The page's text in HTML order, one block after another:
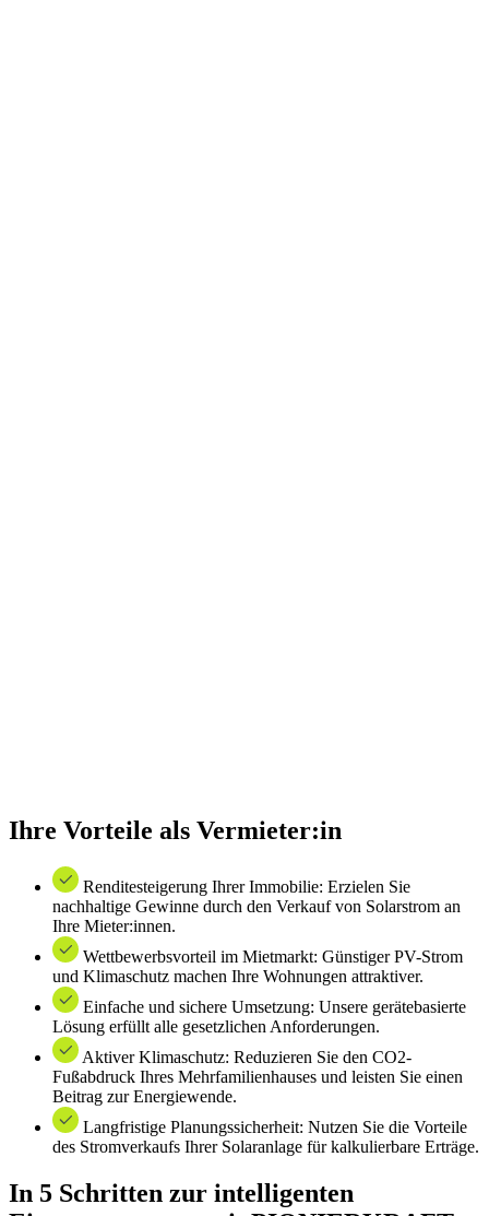
Ihre Vorteile als Vermieter:in
Renditesteigerung Ihrer Immobilie: Erzielen Sie
nachhaltige Gewinne durch den Verkauf von Solarstrom an
Ihre Mieter:innen.
Wettbewerbsvorteil im Mietmarkt: Günstiger PV-Strom
und Klimaschutz machen Ihre Wohnungen attraktiver.
Einfache und sichere Umsetzung: Unsere gerätebasierte
Lösung erfüllt alle gesetzlichen Anforderungen.
Aktiver Klimaschutz: Reduzieren Sie den CO2-
Fußabdruck Ihres Mehrfamilienhauses und leisten Sie einen
Beitrag zur Energiewende.
Langfristige Planungssicherheit: Nutzen Sie die Vorteile
des Stromverkaufs Ihrer Solaranlage für kalkulierbare Erträge.
In 5 Schritten zur intelligenten